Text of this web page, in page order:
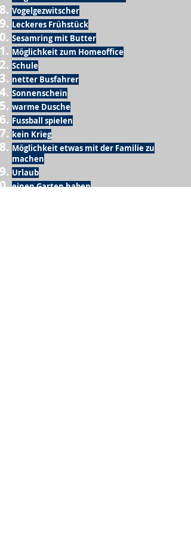
Vogelgezwitscher
Leckeres Frühstück
Sesamring mit Butter
Möglichkeit zum Homeoffice
Schule
netter Busfahrer
Sonnenschein
warme Dusche
Fussball spielen
kein Krieg
Möglichkeit etwas mit der Familie zu
machen
Urlaub
einen Garten haben